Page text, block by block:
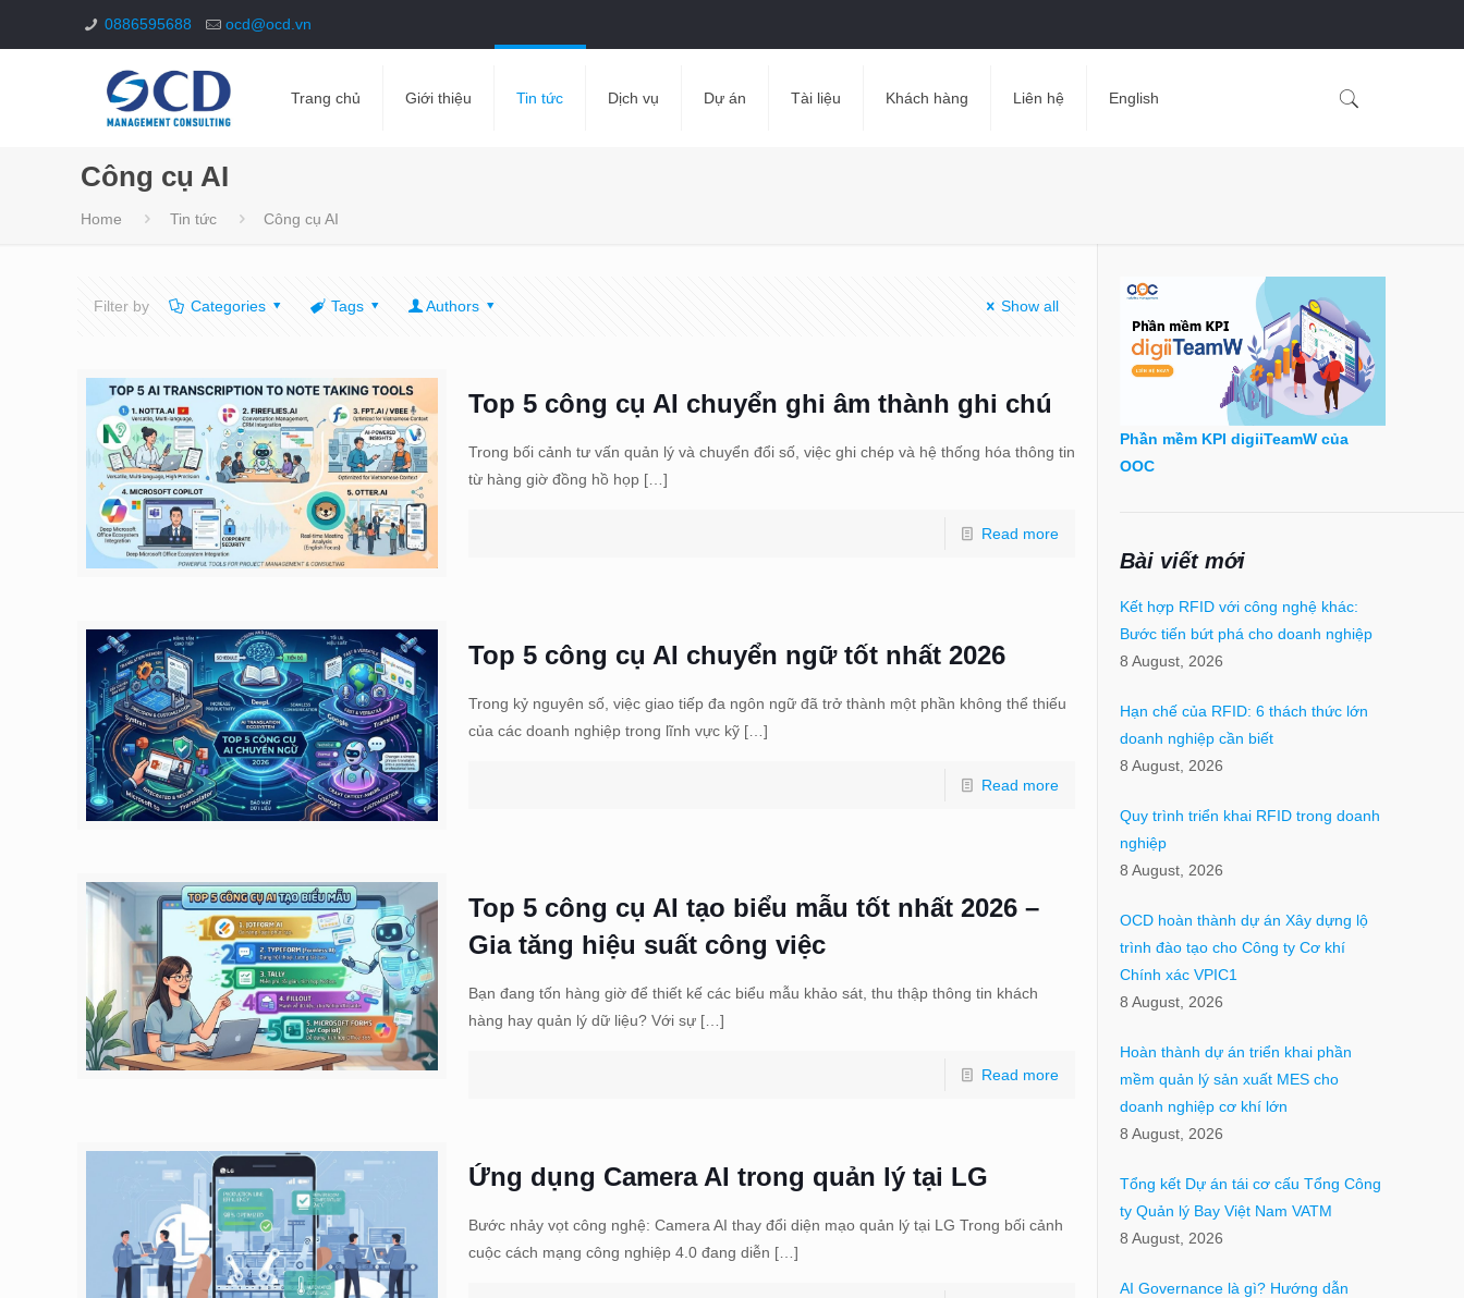
0886595688 ocd@ocd.vn
Trang chủ Giới thiệu Tin tức Dịch vụ Dự án Tài liệu Khách hàng Liên hệ English
Công cụ AI
Home Tin tức Công cụ AI
Filter by Categories Tags Authors Show all
Top 5 công cụ AI chuyển ghi âm thành ghi chú
Trong bối cảnh tư vấn quản lý và chuyển đổi số, việc ghi chép và hệ thống hóa thông tin
từ hàng giờ đồng hồ họp […]
Read more
Top 5 công cụ AI chuyển ngữ tốt nhất 2026
Trong kỷ nguyên số, việc giao tiếp đa ngôn ngữ đã trở thành một phần không thể thiếu
của các doanh nghiệp trong lĩnh vực kỹ […]
Read more
Top 5 công cụ AI tạo biểu mẫu tốt nhất 2026 –
Gia tăng hiệu suất công việc
Bạn đang tốn hàng giờ để thiết kế các biểu mẫu khảo sát, thu thập thông tin khách
hàng hay quản lý dữ liệu? Với sự […]
Read more
Ứng dụng Camera AI trong quản lý tại LG
Bước nhảy vọt công nghệ: Camera AI thay đổi diện mạo quản lý tại LG Trong bối cảnh
cuộc cách mạng công nghiệp 4.0 đang diễn […]
Phần mềm KPI digiiTeamW của
OOC
Bài viết mới
Kết hợp RFID với công nghệ khác:
Bước tiến bứt phá cho doanh nghiệp
8 August, 2026
Hạn chế của RFID: 6 thách thức lớn
doanh nghiệp cần biết
8 August, 2026
Quy trình triển khai RFID trong doanh
nghiệp
8 August, 2026
OCD hoàn thành dự án Xây dựng lộ
trình đào tạo cho Công ty Cơ khí
Chính xác VPIC1
8 August, 2026
Hoàn thành dự án triển khai phần
mềm quản lý sản xuất MES cho
doanh nghiệp cơ khí lớn
8 August, 2026
Tổng kết Dự án tái cơ cấu Tổng Công
ty Quản lý Bay Việt Nam VATM
8 August, 2026
AI Governance là gì? Hướng dẫn